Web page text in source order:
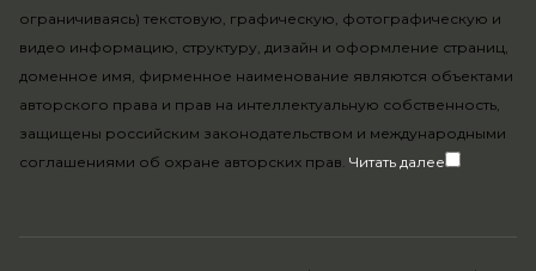
ограничиваясь) текстовую, графическую, фотографическую и
видео информацию, структуру, дизайн и оформление страниц,
доменное имя, фирменное наименование являются объектами
авторского права и прав на интеллектуальную собственность,
защищены российским законодательством и международными
соглашениями об охране авторских прав. Читать далее